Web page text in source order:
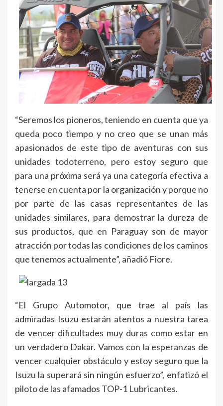
“Seremos los pioneros, teniendo en cuenta que ya
queda poco tiempo y no creo que se unan más
apasionados de este tipo de aventuras con sus
unidades todoterreno, pero estoy seguro que
para una próxima será ya una categoría efectiva a
tenerse en cuenta por la organización y porque no
por parte de las casas representantes de las
unidades similares, para demostrar la dureza de
sus productos, que en Paraguay son de mayor
atracción por todas las condiciones de los caminos
que tenemos actualmente”, añadió Fiore.
“El Grupo Automotor, que trae al país las
admiradas Isuzu estarán atentos a nuestra tarea
de vencer dificultades muy duras como estar en
un verdadero Dakar. Vamos con la esperanzas de
vencer cualquier obstáculo y estoy seguro que la
Isuzu la superará sin ningún esfuerzo”, enfatizó el
piloto de las afamados TOP-1 Lubricantes.